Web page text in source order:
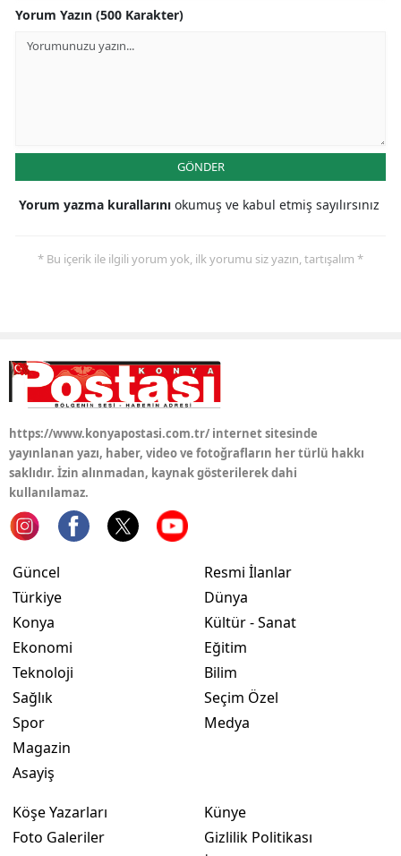
Yorum Yazın (500 Karakter)
GÖNDER
Yorum yazma kurallarını okumuş ve kabul etmiş sayılırsınız
* Bu içerik ile ilgili yorum yok, ilk yorumu siz yazın, tartışalım *
https://www.konyapostasi.com.tr/ internet sitesinde
yayınlanan yazı, haber, video ve fotoğrafların her türlü hakkı
saklıdır. İzin alınmadan, kaynak gösterilerek dahi
kullanılamaz.
Güncel
Türkiye
Konya
Ekonomi
Teknoloji
Sağlık
Spor
Magazin
Asayiş
Resmi İlanlar
Dünya
Kültür - Sanat
Eğitim
Bilim
Seçim Özel
Medya
Köşe Yazarları
Foto Galeriler
Künye
Gizlilik Politikası